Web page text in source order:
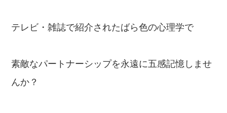
テレビ・雑誌で紹介されたばら色の心理学で
素敵なパートナーシップを永遠に五感記憶しませ
んか？